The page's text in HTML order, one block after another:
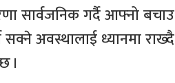
सार्वजनिक गर्दै आफ्नो बचाउ
अवस्थालाई ध्यानमा राख्दै
।